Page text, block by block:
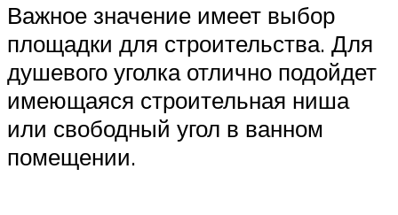
Важное значение имеет выбор
площадки для строительства. Для
душевого уголка отлично подойдет
имеющаяся строительная ниша
или свободный угол в ванном
помещении.